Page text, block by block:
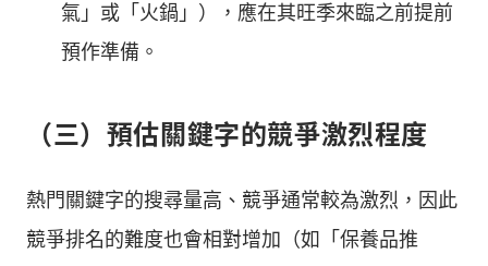
氣」或「火鍋」），應在其旺季來臨之前提前
預作準備。
（三）預估關鍵字的競爭激烈程度
熱門關鍵字的搜尋量高、競爭通常較為激烈，因此
競爭排名的難度也會相對增加（如「保養品推